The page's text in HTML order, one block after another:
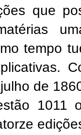
que
tempo
de
1011